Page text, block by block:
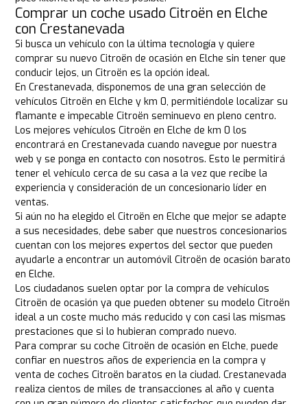
Comprar un coche usado Citroën en Elche
con Crestanevada
Si busca un vehículo con la última tecnología y quiere
comprar su nuevo Citroën de ocasión en Elche sin tener que
conducir lejos, un Citroën es la opción ideal.
En Crestanevada, disponemos de una gran selección de
vehículos Citroën en Elche y km 0, permitiéndole localizar su
flamante e impecable Citroën seminuevo en pleno centro.
Los mejores vehículos Citroën en Elche de km 0 los
encontrará en Crestanevada cuando navegue por nuestra
web y se ponga en contacto con nosotros. Esto le permitirá
tener el vehículo cerca de su casa a la vez que recibe la
experiencia y consideración de un concesionario líder en
ventas.
Si aún no ha elegido el Citroën en Elche que mejor se adapte
a sus necesidades, debe saber que nuestros concesionarios
cuentan con los mejores expertos del sector que pueden
ayudarle a encontrar un automóvil Citroën de ocasión barato
en Elche.
Los ciudadanos suelen optar por la compra de vehículos
Citroën de ocasión ya que pueden obtener su modelo Citroën
ideal a un coste mucho más reducido y con casi las mismas
prestaciones que si lo hubieran comprado nuevo.
Para comprar su coche Citroën de ocasión en Elche, puede
confiar en nuestros años de experiencia en la compra y
venta de coches Citroën baratos en la ciudad. Crestanevada
realiza cientos de miles de transacciones al año y cuenta